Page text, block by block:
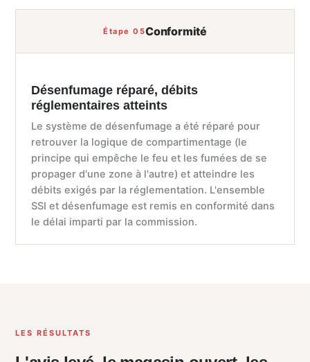
Étape 05Conformité
Désenfumage réparé, débits
réglementaires atteints
Le système de désenfumage a été réparé pour
retrouver la logique de compartimentage (le
principe qui empêche le feu et les fumées de se
propager d'une zone à l'autre) et atteindre les
débits exigés par la réglementation. L'ensemble
SSI et désenfumage est remis en conformité dans
le délai imparti par la commission.
LES RÉSULTATS